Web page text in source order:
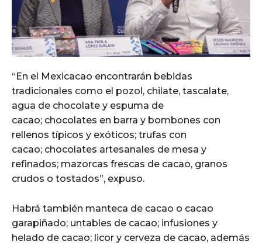
“En el Mexicacao encontrarán bebidas
tradicionales como el pozol, chilate, tascalate,
agua de chocolate y espuma de
cacao; chocolates en barra y bombones con
rellenos típicos y exóticos; trufas con
cacao; chocolates artesanales de mesa y
refinados; mazorcas frescas de cacao, granos
crudos o tostados”, expuso.
Habrá también manteca de cacao o cacao
garapiñado; untables de cacao; infusiones y
helado de cacao; licor y cerveza de cacao, además